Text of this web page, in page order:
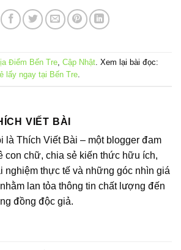
Điểm Bến Tre, Cập Nhật. Xem lại bài đọc:
lấy ngay tại Bến Tre.
VIẾT BÀI
là Thích Viết Bài – một blogger đam
con chữ, chia sẻ kiến thức hữu ích,
nghiệm thực tế và những góc nhìn giá
lan tỏa thông tin chất lượng đến
đồng độc giả.